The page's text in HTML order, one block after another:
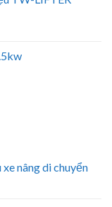
nâng di chuyển